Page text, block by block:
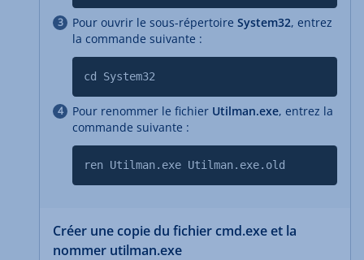
Pour ouvrir le sous-répertoire System32, entrez
la commande suivante :
cd System32
Pour renommer le fichier Utilman.exe, entrez la
commande suivante :
ren Utilman.exe Utilman.exe.old
Créer une copie du fichier cmd.exe et la
nommer utilman.exe